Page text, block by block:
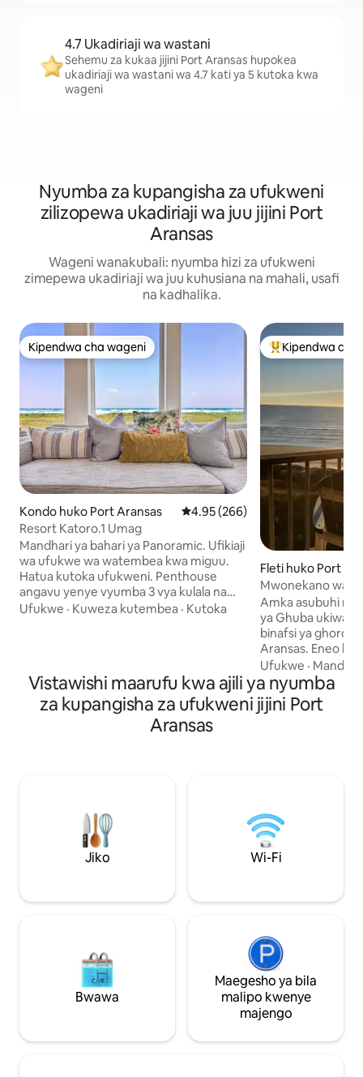
4.7 Ukadiriaji wa wastani
Sehemu za kukaa jijini Port Aransas hupokea
ukadiriaji wa wastani wa 4.7 kati ya 5 kutoka kwa
wageni
Nyumba za kupangisha za ufukweni
zilizopewa ukadiriaji wa juu jijini Port
Aransas
Wageni wanakubali: nyumba hizi za ufukweni
zimepewa ukadiriaji wa juu kuhusiana na mahali, usafi
na kadhalika.
Kipendwa cha wageni
Kipendwa cha wageni
Kondo huko Port Aransas Ukadiriaji wa wastani wa 4.95
4.95 (266)
Resort Katoro.1 Umag
Mandhari ya bahari ya Panoramic. Ufikiaji
wa ufukwe wa watembea kwa miguu.
Hatua kutoka ufukweni. Penthouse
angavu yenye vyumba 3 vya kulala na
mabafu 2. Eneo la ajabu. Hivi ndivyo likizo
mandhari ya bahari + bafu la spa. Ya 2:
Kitanda cha ukubwa wa King | Ya 3:
Kitanda cha ukubwa wa Queen | Sofa ya
pwani). STR#248320
Ufukwe · Kuweza kutembea · Kutoka
Kipendwa
Kipendwa cha
Fleti huko Port
Mwonekano wa
ya Jua | Roshani
ya Miguu ya
Amka asubuhi na
ya Ghuba ukiwa
binafsi ya ghorofa
Aransas. Eneo hili
wanyama vipenzi
watu 6 na lina
wa ufukweni
miguu. Tukio: Pumzika: Bwawa lenye
vimejumuishwa,
kwenye mchanga
kuelekea kwenye
Eneo bora la
Ufukwe ·
Vistawishi maarufu kwa ajili ya nyumba
za kupangisha za ufukweni jijini Port
Aransas
Jiko Wi-Fi
Bwawa
Maegesho ya bila
malipo kwenye
majengo